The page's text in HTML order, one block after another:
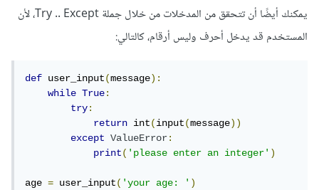
يمكنك أيضًا أن تتحقق من المدخلات من خلال جملة Try .. Except، لأن
المستخدم قد يدخل أحرف وليس أرقام، كالتالي:
def user_input(message):
while
True:
try:
return int(input(message))
except
ValueError:
print('please enter an integer')
age = user_input('your age: ')